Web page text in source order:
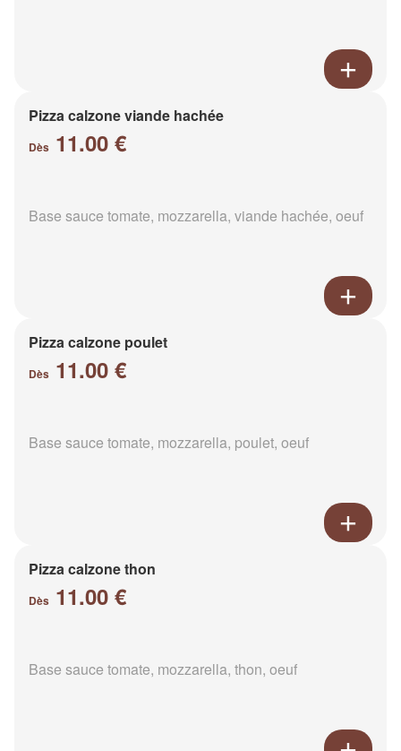
Pizza calzone viande hachée
Dès 11.00 €
Base sauce tomate, mozzarella, viande hachée, oeuf
Pizza calzone poulet
Dès 11.00 €
Base sauce tomate, mozzarella, poulet, oeuf
Pizza calzone thon
Dès 11.00 €
Base sauce tomate, mozzarella, thon, oeuf